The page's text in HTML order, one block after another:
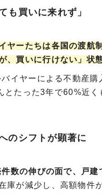
も買いに来れず」
ヤーたちは各国の渡航
、買いに行けない」状
イヤーによる不動産
たった3年で60%近く
のシフトが顕著に
数の伸びの面で、戸
庫が減少し、高額物件